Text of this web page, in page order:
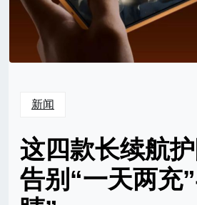
新闻
这四款长续航
告别“一天两充